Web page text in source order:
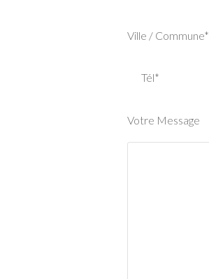
Ville / Commune*
Tél*
Votre Message